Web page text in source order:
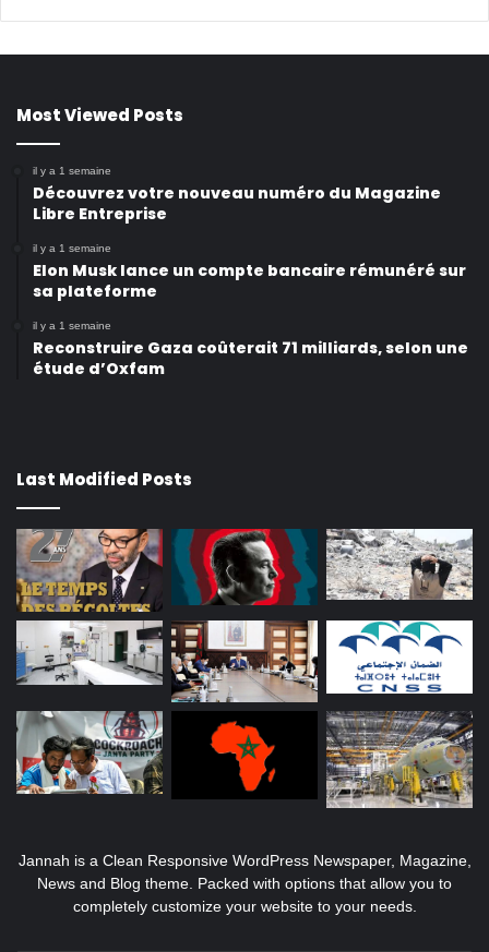
Most Viewed Posts
il y a 1 semaine
Découvrez votre nouveau numéro du Magazine
Libre Entreprise
il y a 1 semaine
Elon Musk lance un compte bancaire rémunéré sur
sa plateforme
il y a 1 semaine
Reconstruire Gaza coûterait 71 milliards, selon une
étude d’Oxfam
Last Modified Posts
Jannah is a Clean Responsive WordPress Newspaper, Magazine,
News and Blog theme. Packed with options that allow you to
completely customize your website to your needs.